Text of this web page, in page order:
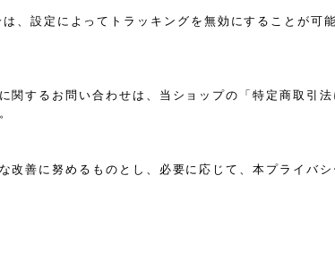
、設定によってトラッキングを無効にすることが
するお問い合わせは、当ショップの「特定商取引
善に努めるものとし、必要に応じて、本プライバ